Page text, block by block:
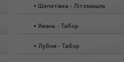
• Шепетівка - Літомишль
• Умань - Табор
• Лубни - Табор